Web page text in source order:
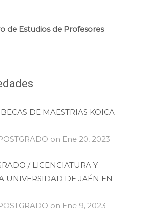
de Estudios de Profesores
DE MAESTRIAS KOICA
on Ene 20, 2023
/ LICENCIATURA Y
UNIVERSIDAD DE JAÉN EN
on Ene 9, 2023